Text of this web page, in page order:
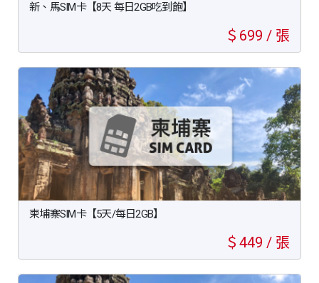
新、馬SIM卡【8天 每日2GB吃到飽】
＄699 / 張
柬埔寨SIM卡【5天/每日2GB】
＄449 / 張